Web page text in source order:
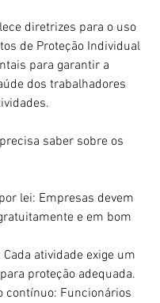
diretrizes para o uso
de Proteção Individual
para garantir a
dos trabalhadores
saber sobre os
lei: Empresas devem
e em bom
atividade exige um
proteção adequada.
contínuo: Funcionários